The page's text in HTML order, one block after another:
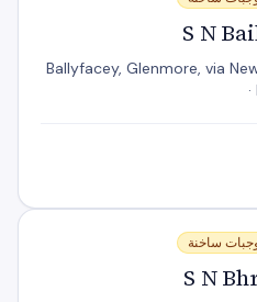
S N
Ballyfacey, Glenmore, via
ساخنة
S N